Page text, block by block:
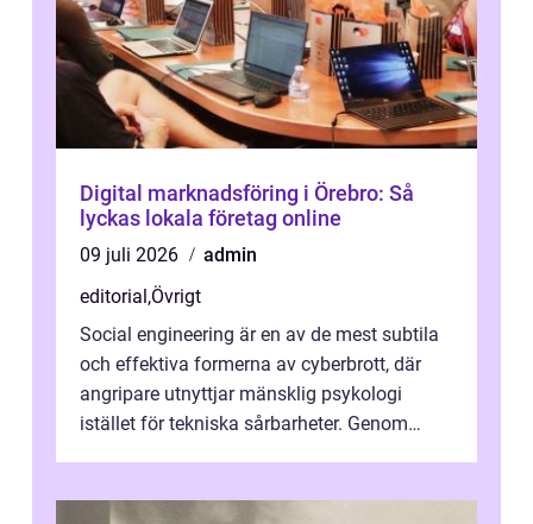
Digital marknadsföring i Örebro: Så
lyckas lokala företag online
09 juli 2026
admin
editorial ,Övrigt
Social engineering är en av de mest subtila
och effektiva formerna av cyberbrott, där
angripare utnyttjar mänsklig psykologi
istället för tekniska sårbarheter. Genom